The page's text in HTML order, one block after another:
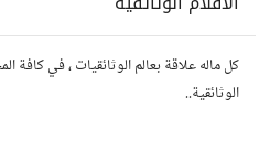
كل ماله علاقة بعالم الوثائقيات ، في كافة
الوثائقية..